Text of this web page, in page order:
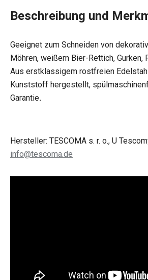
Beschreibung und
Geeignet zum Schneiden von
Möhren, weißem Bier-Rettich, Gurken,
Aus erstklassigem rostfreien
Kunststoff hergestellt,
Garantie.
Hersteller: TESCOMA s. r. o., U
info@tescoma.de